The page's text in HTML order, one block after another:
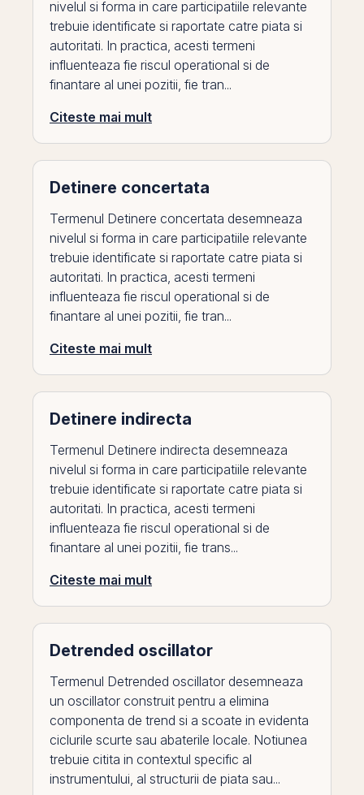
nivelul si forma in care participatiile relevante
trebuie identificate si raportate catre piata si
autoritati. In practica, acesti termeni
influenteaza fie riscul operational si de
finantare al unei pozitii, fie tran...
Citeste mai mult
Detinere concertata
Termenul Detinere concertata desemneaza
nivelul si forma in care participatiile relevante
trebuie identificate si raportate catre piata si
autoritati. In practica, acesti termeni
influenteaza fie riscul operational si de
finantare al unei pozitii, fie tran...
Citeste mai mult
Detinere indirecta
Termenul Detinere indirecta desemneaza
nivelul si forma in care participatiile relevante
trebuie identificate si raportate catre piata si
autoritati. In practica, acesti termeni
influenteaza fie riscul operational si de
finantare al unei pozitii, fie trans...
Citeste mai mult
Detrended oscillator
Termenul Detrended oscillator desemneaza
un oscillator construit pentru a elimina
componenta de trend si a scoate in evidenta
ciclurile scurte sau abaterile locale. Notiunea
trebuie citita in contextul specific al
instrumentului, al structurii de piata sau...